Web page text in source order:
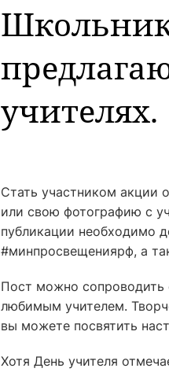
учителях.
Стать участником акции
или свою фотографию с
публикации необходимо
#минпросвещениярф, а
Пост можно сопроводить
любимым учителем.
вы можете посвятить
Хотя День учителя